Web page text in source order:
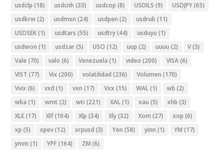
usdclp (18) usdcnh (33) usdcop (8) USDILS (9) USDJPY(65)
usdkrw(2) usdmxn (24) usdpen (2) usdrub (11)
USDSEK(1) usdtars (55) usdtry(44) usduyu (1)
usdwon (1) usdzar(5) USO (12) uup (2) uuuu (2) V(3)
Vale (70) valo (6) Venezuela (1) video (200) VISA(6)
VIST (77) Vix (200) volatilidad (236) Volumen (170)
Vvix (6) vxd (1) vxn (17) Vxx (15) WAL(1) wb (2)
wba (1) wmt (2) wti (221) XAL(1) xau (5) xhb (3)
XLE(17) Xlf(104) Xlp (34) Xly(32) Xom (27) xop (6)
xp (5) xpev(12) xrpusd (3) Yen (58) yinn (1) YM (17)
ymm (1) YPF(164) ZM (6)